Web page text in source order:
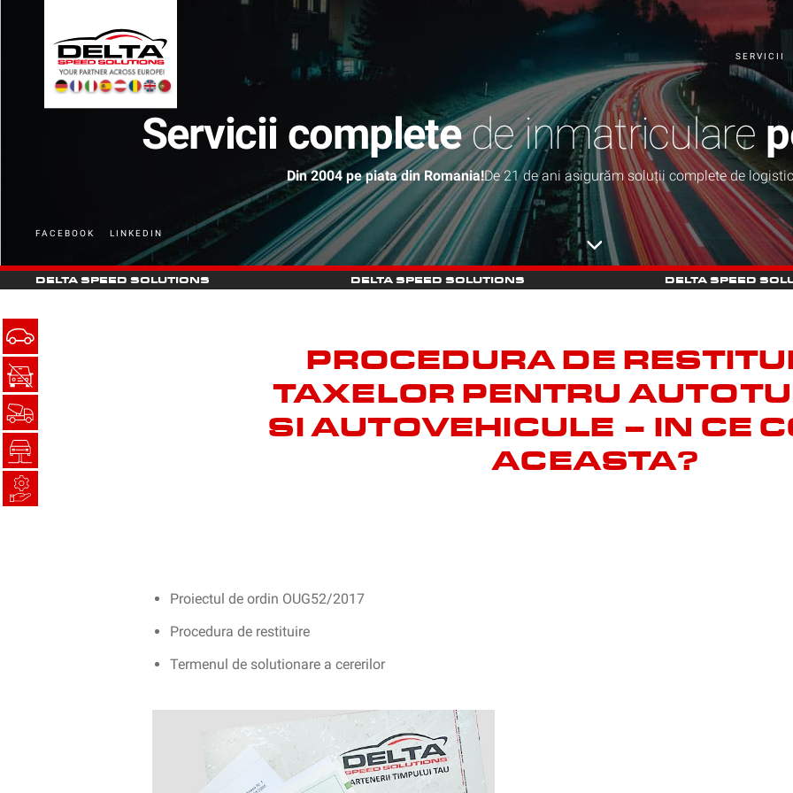
SERVICII
Servicii completede inmatriculare
Din 2004 pe piata din Romania!De 21 de ani asigurăm soluții complete de
FACEBOOK LINKEDIN
DELTA SPEED SOLUTIONS DELTA SPEED SOLUTIONS DELTA SPEED
PROCEDURA DE
TAXELOR PENTRU
SI AUTOVEHICULE – IN CE
ACEASTA?
Proiectul de ordin OUG52/2017
Procedura de restituire
Termenul de solutionare a cererilor